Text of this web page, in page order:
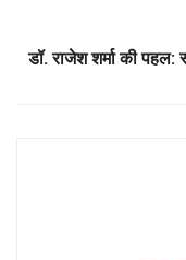
डॉ. राजेश शर्मा की पहल: